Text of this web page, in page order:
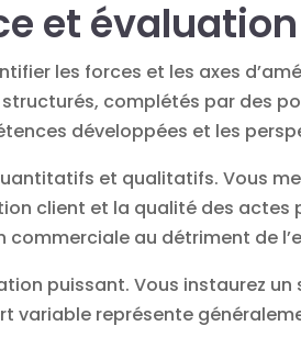
et évaluation
les forces et les axes
complétés par des
développées et les
et qualitatifs. Vous
client et la qualité des
au détriment de
puissant. Vous instaurez
représente